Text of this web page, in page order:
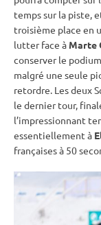
temps sur la piste,
troisième place en
lutter face à Marte
conserver le
malgré une seule
retordre. Les deux
le dernier tour,
l’impressionnant
essentiellement à
françaises à 50